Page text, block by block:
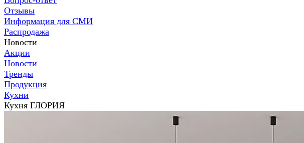
Отзывы
Информация для СМИ
Распродажа
Новости
Акции
Новости
Тренды
Продукция
Кухни
Кухня ГЛОРИЯ